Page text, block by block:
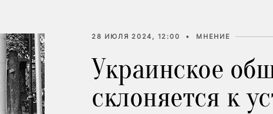
28 ИЮЛЯ 2024, 12:00 • МНЕНИЕ
Украинское
склоняется к